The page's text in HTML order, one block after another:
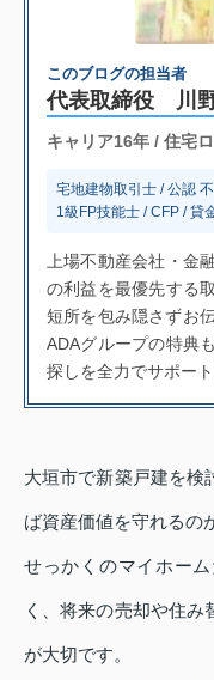
このブログの担当者
代表取締役 川
キャリア16年 / 住宅
宅地建物取引士 / 公認
1級FP技能士 / CFP / 貸
上場不動産会社・金
の利益を最優先する
短所を包み隠さずお
ADAグループの特典
探しを全力でサポート
大垣市で新築戸建を検
ば資産価値を守れるの
せっかくのマイホー
く、将来の売却や住み
が大切です。